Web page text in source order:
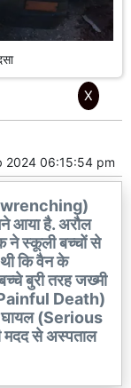
2024 06:15:54 pm
wrenching)
आया है. अरौल
ने स्कूली बच्चों से
कि वैन के
बुरी तरह जख्मी
(Painful Death)
घायल (Serious
मदद से अस्पताल
X